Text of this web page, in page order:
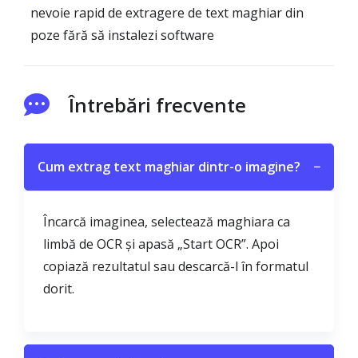
nevoie rapid de extragere de text maghiar din
poze fără să instalezi software
Întrebări frecvente
Cum extrag text maghiar dintr-o imagine? −
Încarcă imaginea, selectează maghiara ca
limbă de OCR și apasă „Start OCR”. Apoi
copiază rezultatul sau descarcă-l în formatul
dorit.